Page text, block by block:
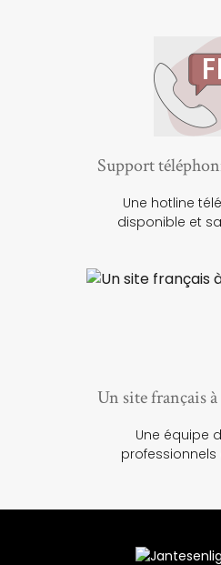
Support
Une hotline
disponible et
Un site français
Une équipe
professionnels